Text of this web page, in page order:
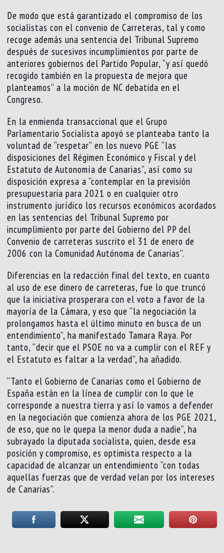
De modo que está garantizado el compromiso de los
socialistas con el convenio de Carreteras, tal y como
recoge además una sentencia del Tribunal Supremo
después de sucesivos incumplimientos por parte de
anteriores gobiernos del Partido Popular, “y así quedó
recogido también en la propuesta de mejora que
planteamos” a la moción de NC debatida en el
Congreso.
En la enmienda transaccional que el Grupo
Parlamentario Socialista apoyó se planteaba tanto la
voluntad de “respetar” en los nuevo PGE “las
disposiciones del Régimen Económico y Fiscal y del
Estatuto de Autonomía de Canarias”, así como su
disposición expresa a “contemplar en la previsión
presupuestaria para 2021 o en cualquier otro
instrumento jurídico los recursos económicos acordados
en las sentencias del Tribunal Supremo por
incumplimiento por parte del Gobierno del PP del
Convenio de carreteras suscrito el 31 de enero de
2006 con la Comunidad Autónoma de Canarias”.
Diferencias en la redacción final del texto, en cuanto
al uso de ese dinero de carreteras, fue lo que truncó
que la iniciativa prosperara con el voto a favor de la
mayoría de la Cámara, y eso que “la negociación la
prolongamos hasta el último minuto en busca de un
entendimiento”, ha manifestado Tamara Raya. Por
tanto, “decir que el PSOE no va a cumplir con el REF y
el Estatuto es faltar a la verdad”, ha añadido.
“Tanto el Gobierno de Canarias como el Gobierno de
España están en la línea de cumplir con lo que le
corresponde a nuestra tierra y así lo vamos a defender
en la negociación que comienza ahora de los PGE 2021,
de eso, que no le quepa la menor duda a nadie”, ha
subrayado la diputada socialista, quien, desde esa
posición y compromiso, es optimista respecto a la
capacidad de alcanzar un entendimiento “con todas
aquellas fuerzas que de verdad velan por los intereses
de Canarias”.